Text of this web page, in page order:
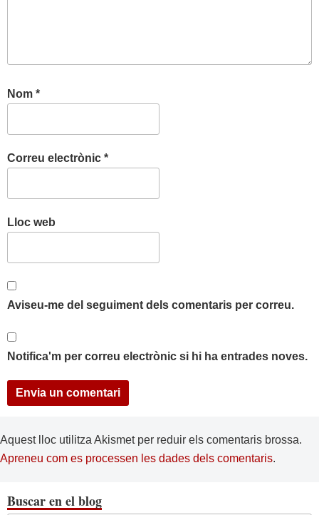
Nom *
Correu electrònic *
Lloc web
Aviseu-me del seguiment dels comentaris per correu.
Notifica'm per correu electrònic si hi ha entrades noves.
Aquest lloc utilitza Akismet per reduir els comentaris brossa.
Apreneu com es processen les dades dels comentaris.
Buscar en el blog